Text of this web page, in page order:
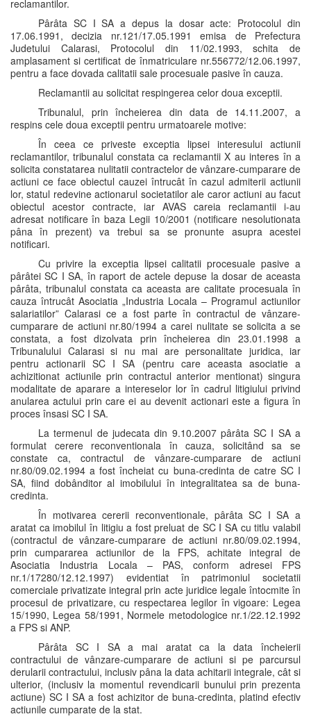
reclamantilor.
Pârâta SC I SA a depus la dosar acte: Protocolul din
17.06.1991, decizia nr.121/17.05.1991 emisa de Prefectura
Judetului Calarasi, Protocolul din 11/02.1993, schita de
amplasament si certificat de înmatriculare nr.556772/12.06.1997,
pentru a face dovada calitatii sale procesuale pasive în cauza.
Reclamantii au solicitat respingerea celor doua exceptii.
Tribunalul, prin încheierea din data de 14.11.2007, a
respins cele doua exceptii pentru urmatoarele motive:
În ceea ce priveste exceptia lipsei interesului actiunii
reclamantilor, tribunalul constata ca reclamantii X au interes în a
solicita constatarea nulitatii contractelor de vânzare-cumparare de
actiuni ce face obiectul cauzei întrucât în cazul admiterii actiunii
lor, statul redevine actionarul societatilor ale caror actiuni au facut
obiectul acestor contracte, iar AVAS careia reclamantii i-au
adresat notificare în baza Legii 10/2001 (notificare nesolutionata
pâna în prezent) va trebui sa se pronunte asupra acestei
notificari.
Cu privire la exceptia lipsei calitatii procesuale pasive a
pârâtei SC I SA, în raport de actele depuse la dosar de aceasta
pârâta, tribunalul constata ca aceasta are calitate procesuala în
cauza întrucât Asociatia „Industria Locala – Programul actiunilor
salariatilor” Calarasi ce a fost parte în contractul de vânzare-
cumparare de actiuni nr.80/1994 a carei nulitate se solicita a se
constata, a fost dizolvata prin încheierea din 23.01.1998 a
Tribunalului Calarasi si nu mai are personalitate juridica, iar
pentru actionarii SC I SA (pentru care aceasta asociatie a
achizitionat actiunile prin contractul anterior mentionat) singura
modalitate de aparare a intereselor lor în cadrul litigiului privind
anularea actului prin care ei au devenit actionari este a figura în
proces însasi SC I SA.
La termenul de judecata din 9.10.2007 pârâta SC I SA a
formulat cerere reconventionala în cauza, solicitând sa se
constate ca, contractul de vânzare-cumparare de actiuni
nr.80/09.02.1994 a fost încheiat cu buna-credinta de catre SC I
SA, fiind dobânditor al imobilului în integralitatea sa de buna-
credinta.
În motivarea cererii reconventionale, pârâta SC I SA a
aratat ca imobilul în litigiu a fost preluat de SC I SA cu titlu valabil
(contractul de vânzare-cumparare de actiuni nr.80/09.02.1994,
prin cumpararea actiunilor de la FPS, achitate integral de
Asociatia Industria Locala – PAS, conform adresei FPS
nr.1/17280/12.12.1997) evidentiat în patrimoniul societatii
comerciale privatizate integral prin acte juridice legale întocmite în
procesul de privatizare, cu respectarea legilor în vigoare: Legea
15/1990, Legea 58/1991, Normele metodologice nr.1/22.12.1992
a FPS si ANP.
Pârâta SC I SA a mai aratat ca la data încheierii
contractului de vânzare-cumparare de actiuni si pe parcursul
derularii contractului, inclusiv pâna la data achitarii integrale, cât si
ulterior, (inclusiv la momentul revendicarii bunului prin prezenta
actiune) SC I SA a fost achizitor de buna-credinta, platind efectiv
actiunile cumparate de la stat.